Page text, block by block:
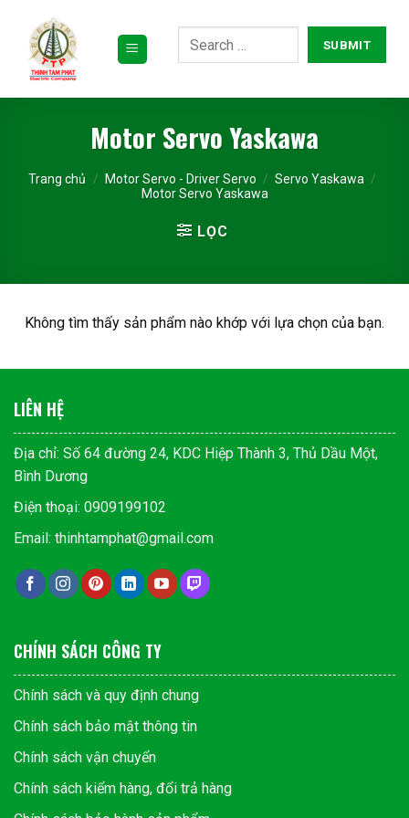
dung
Motor Servo Yaskawa
Trang chủ / Motor Servo - Driver Servo / Servo Yaskawa /
Motor Servo Yaskawa
LỌC
Không tìm thấy sản phẩm nào khớp với lựa chọn của bạn.
LIÊN HỆ
Địa chỉ: Số 64 đường 24, KDC Hiệp Thành 3, Thủ Dầu Một,
Bình Dương
Điện thoại: 0909199102
Email: thinhtamphat@gmail.com
CHÍNH SÁCH CÔNG TY
Chính sách và quy định chung
Chính sách bảo mật thông tin
Chính sách vận chuyển
Chính sách kiểm hàng, đổi trả hàng